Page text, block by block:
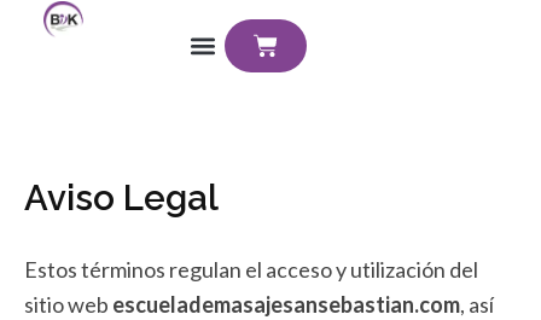
Cart
Aviso Legal
Estos términos regulan el acceso y utilización del
sitio web escuelademasajesansebastian.com, así